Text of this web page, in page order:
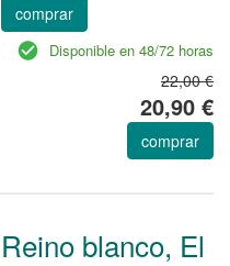
comprar
Disponible en 48/72 horas
22,00 €
20,90 €
comprar
Reino blanco, El